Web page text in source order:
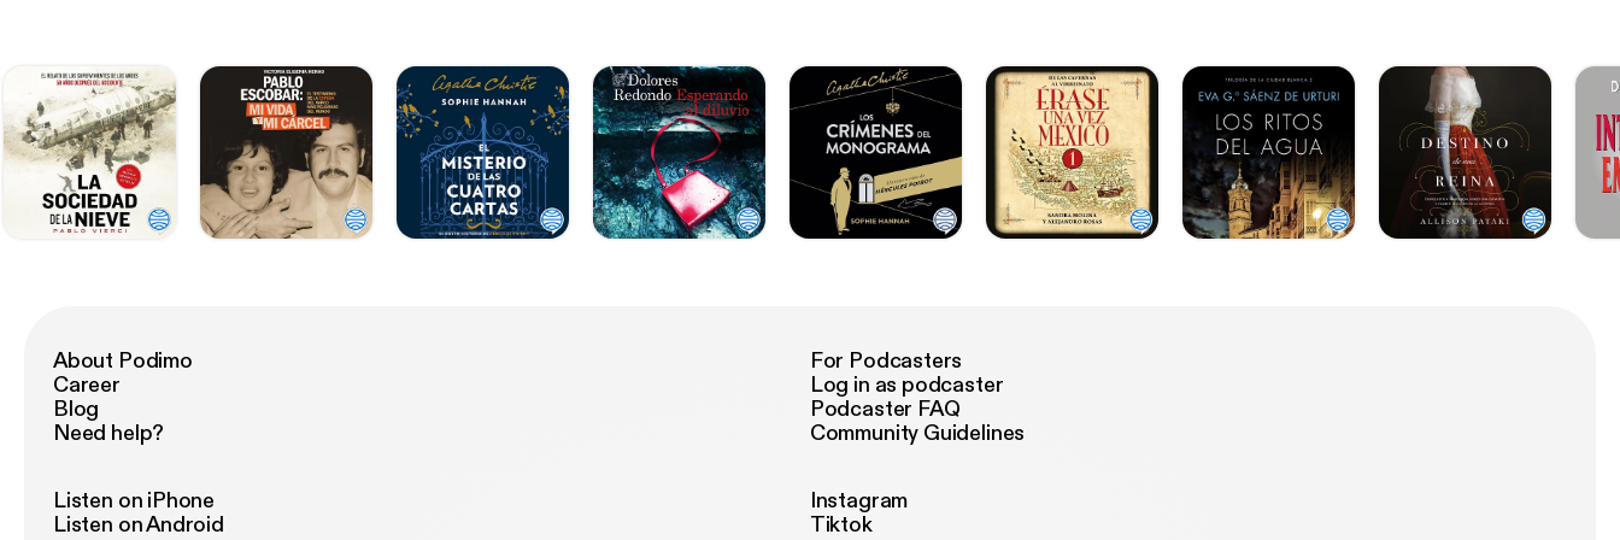
About Podimo
Career
Blog
Need help?
For Podcasters
Log in as podcaster
Podcaster FAQ
Community Guidelines
Listen on iPhone
Listen on Android
Instagram
Tiktok